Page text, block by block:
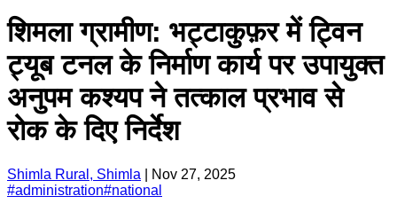
शिमला ग्रामीण: भट्टाकुफ़र में ट्विन
ट्यूब टनल के निर्माण कार्य पर उपायुक्त
अनुपम कश्यप ने तत्काल प्रभाव से
रोक के दिए निर्देश
Shimla Rural, Shimla
Nov 27, 2025
#administration#national